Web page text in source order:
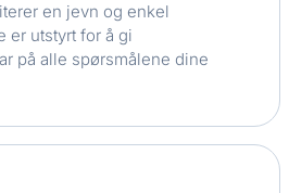
en jevn og enkel
er utstyrt for å gi
på alle spørsmålene dine